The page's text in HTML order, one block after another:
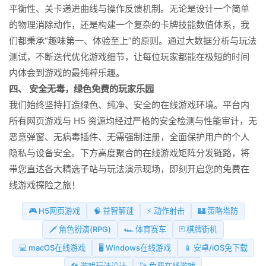
平衡性、关卡递进曲线与操作反馈机制。无论是设计一个简单
的物理消除动作，还是构建一个复杂的卡牌技能数值体系，我
们都秉承“趣味第一、体验至上”的原则。通过大数据分析与玩法
测试，不断迭代优化游戏细节，让每位玩家都能在极短的时间
内体会到游戏的最纯粹乐趣。
四、 安全无毒，绿色免费的玩家乐园
我们始终坚持打造绿色、纯净、安全的在线游戏环境。平台内
所有网页游戏与 H5 资源均经过严格的安全检测与性能审计，无
恶意弹窗、无病毒插件、无需强制注册，全面保护用户的个人
隐私与设备安全。下方高度聚合的在线游戏矩阵分发链路，将
带您直达各大精选子站与玩法演示现场，即刻开启您的免费在
线游戏探险之旅！
🎮 H5网页游戏 🧠 益智解谜 ⚡ 动作射击
🏰 策略塔防
🗡️ 角色扮演(RPG)
🏎️ 体育赛车
🃏 棋牌街机
💻 macOS在线游戏
🖥️ Windows在线游戏
📱 安卓/iOS免下载